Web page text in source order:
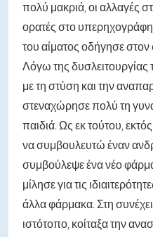
πολύ μακριά, οι αλλαγές
ορατές στο
του αίματος οδήγησε
Λόγω της δυσλειτουργίας
με τη στύση και την
στεναχώρησε πολύ τη
παιδιά. Ως εκ τούτου,
να συμβουλευτώ έναν
συμβούλεψε ένα νέο
μίλησε για τις
άλλα φάρμακα. Στη
ιστότοπο, κοίταξα την